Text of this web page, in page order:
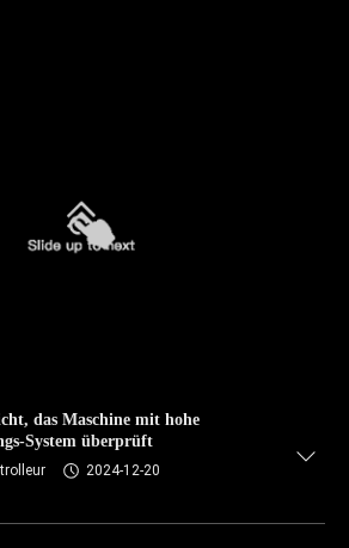
das Maschine mit hohe
System überprüft
2024-12-20